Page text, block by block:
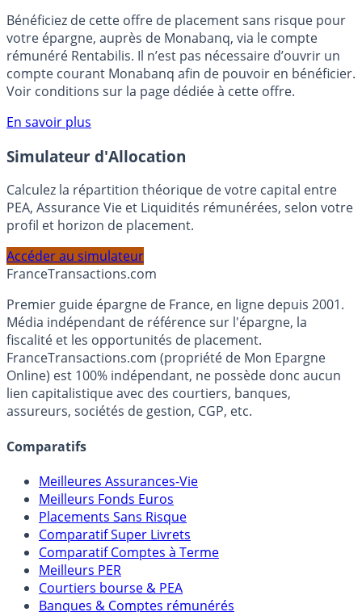
🎁 Bon plan épargne : 3% pendant 6 mois
Bénéficiez de cette offre de placement sans risque pour
votre épargne, auprès de Monabanq, via le compte
rémunéré Rentabilis. Il n’est pas nécessaire d’ouvrir un
Voir conditions sur la page dédiée à cette offre.
En savoir plus
Simulateur d'Allocation
Calculez la répartition théorique de votre capital entre
profil et horizon de placement.
FranceTransactions.com
Premier guide épargne de France, en ligne depuis 2001.
Média indépendant de référence sur l'épargne, la
fiscalité et les opportunités de placement.
FranceTransactions.com (propriété de Mon Epargne
Online) est 100% indépendant, ne possède donc aucun
assureurs, sociétés de gestion, CGP, etc.
Comparatifs
Meilleures Assurances-Vie
Meilleurs Fonds Euros
Placements Sans Risque
Comparatif Super Livrets
Comparatif Comptes à Terme
Meilleurs PER